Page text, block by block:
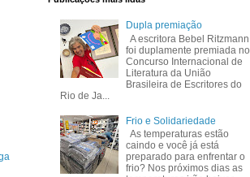
Dupla premiação
A escritora Bebel Ritzmann
foi duplamente premiada no
Concurso Internacional de
Literatura da União
Brasileira de Escritores do
Rio de Ja...
Frio e Solidariedade
As temperaturas estão
caindo e você já está
preparado para enfrentar o
frio? Nos próximos dias as